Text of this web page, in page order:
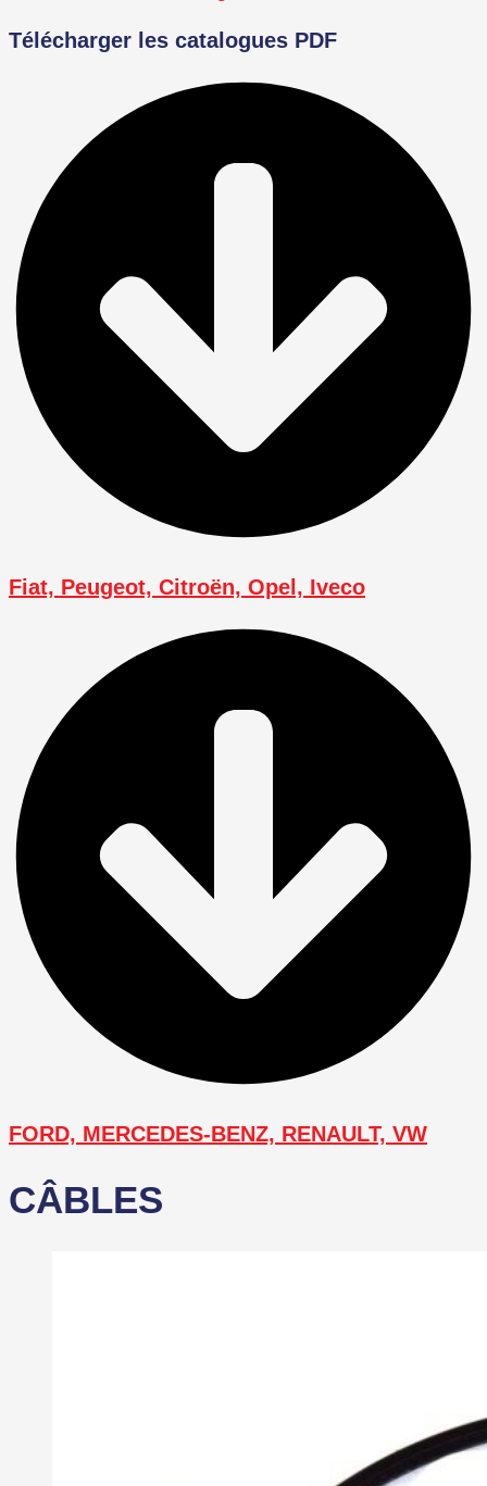
Télécharger les catalogues PDF
Fiat, Peugeot, Citroën, Opel, Iveco
FORD, MERCEDES-BENZ, RENAULT, VW
CÂBLES